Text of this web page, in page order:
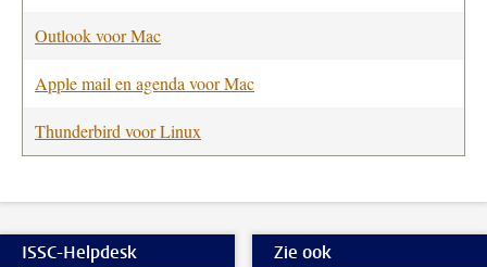
Outlook voor Mac
Apple mail en agenda voor Mac
Thunderbird voor Linux
ISSC-Helpdesk Zie ook